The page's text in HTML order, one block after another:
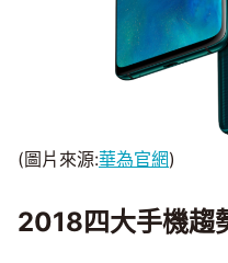
(圖片來源:華為官網)
2018四大手機趨